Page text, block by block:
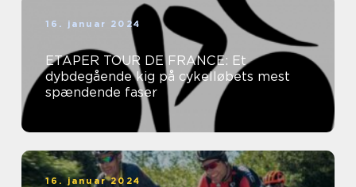
16. januar 2024
ETAPER TOUR DE FRANCE: Et
dybdegående kig på cykelløbets mest
spændende faser
16. januar 2024